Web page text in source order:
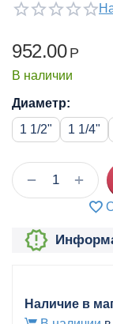
952.00 Р
В наличии
Диаметр:
1 1/2"
1 1/4"
+
−
Наличие в